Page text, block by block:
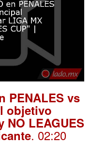
PENALES vs
objetivo
NO LEAGUES
. 02:20